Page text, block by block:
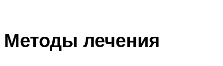
Методы лечения